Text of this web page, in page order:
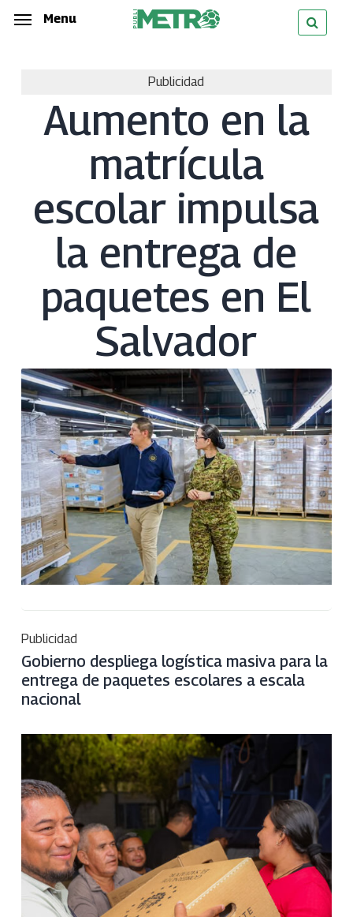
Skip
Menu
Publicidad
Aumento en la
matrícula
escolar impulsa
la entrega de
paquetes en El
Salvador
Publicidad
Gobierno despliega logística masiva para la
entrega de paquetes escolares a escala
nacional
Menu